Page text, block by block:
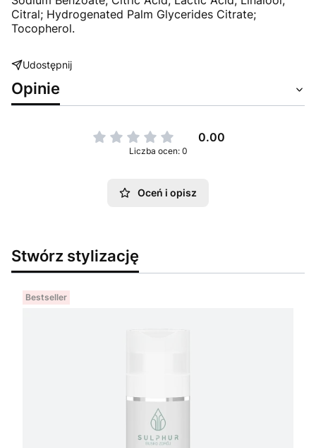
Citral; Hydrogenated Palm Glycerides Citrate;
Tocopherol.
Udostępnij
Opinie
0.00
Liczba ocen: 0
Oceń i opisz
Stwórz stylizację
Bestseller